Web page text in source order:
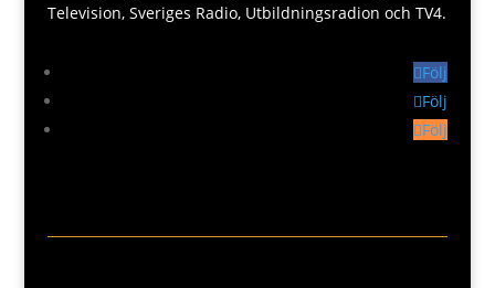
Television, Sveriges Radio, Utbildningsradion och TV4.
Följ
Följ
Följ